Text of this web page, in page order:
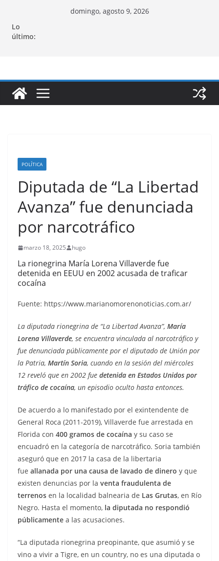
contenido
domingo, agosto 9, 2026
Lo
último:
POLÍTICA
Diputada de “La Libertad
Avanza” fue denunciada
por narcotráfico
marzo 18, 2025 hugo
La rionegrina María Lorena Villaverde fue
detenida en EEUU en 2002 acusada de traficar
cocaína
Fuente: https://www.marianomorenonoticias.com.ar/
La diputada rionegrina de “La Libertad Avanza”, María
Lorena Villaverde, se encuentra vinculada al narcotráfico y
fue denunciada públicamente por el diputado de Unión por
la Patria, Martín Soria, cuando en la sesión del miércoles
12 reveló que en 2002 fue detenida en Estados Unidos por
tráfico de cocaína, un episodio oculto hasta entonces.
De acuerdo a lo manifestado por el exintendente de
General Roca (2011-2019), Villaverde fue arrestada en
Florida con 400 gramos de cocaína y su caso se
encuadró en la categoría de narcotráfico. Soria también
aseguró que en 2017 la casa de la libertaria
fue allanada por una causa de lavado de dinero y que
existen denuncias por la venta fraudulenta de
terrenos en la localidad balnearia de Las Grutas, en Río
Negro. Hasta el momento, la diputada no respondió
públicamente a las acusaciones.
“La diputada rionegrina preopinante, que asumió y se
vino a vivir a Tigre, en un country, no es una diputada o